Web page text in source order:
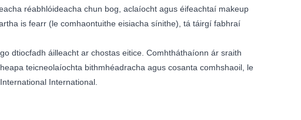
réabhlóideacha chun bog, aclaíocht agus éifeachtaí makeup
is fearr (le comhaontuithe eisiacha sínithe), tá táirgí fabhraí
dtiocfadh áilleacht ar chostas eitice. Comhtháthaíonn ár sraith
teicneolaíochta bithmhéadracha agus cosanta comhshaoil, le
International.